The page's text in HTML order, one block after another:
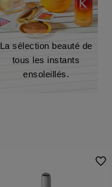
La sélection beauté de
tous les instants
ensoleillés.